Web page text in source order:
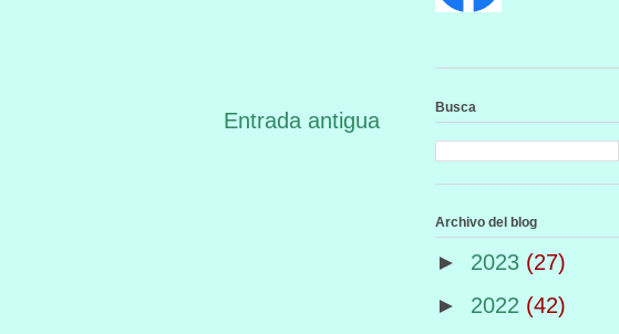
Entrada antigua
Busca
Archivo del blog
► 2023 (27)
► 2022 (42)